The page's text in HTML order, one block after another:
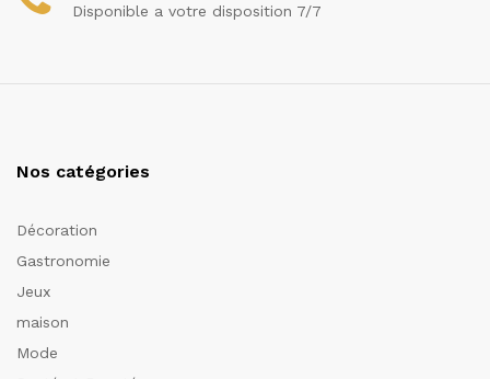
Disponible a votre disposition 7/7
Nos catégories
Décoration
Gastronomie
Jeux
maison
Mode